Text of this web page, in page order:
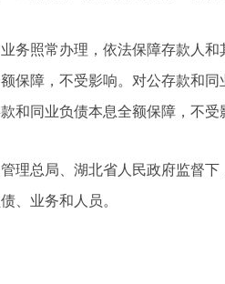
务照常办理，依法保障存款人和
保障，不受影响。对公存款和
和同业负债本息全额保障，不受
理总局、湖北省人民政府监督
、业务和人员。